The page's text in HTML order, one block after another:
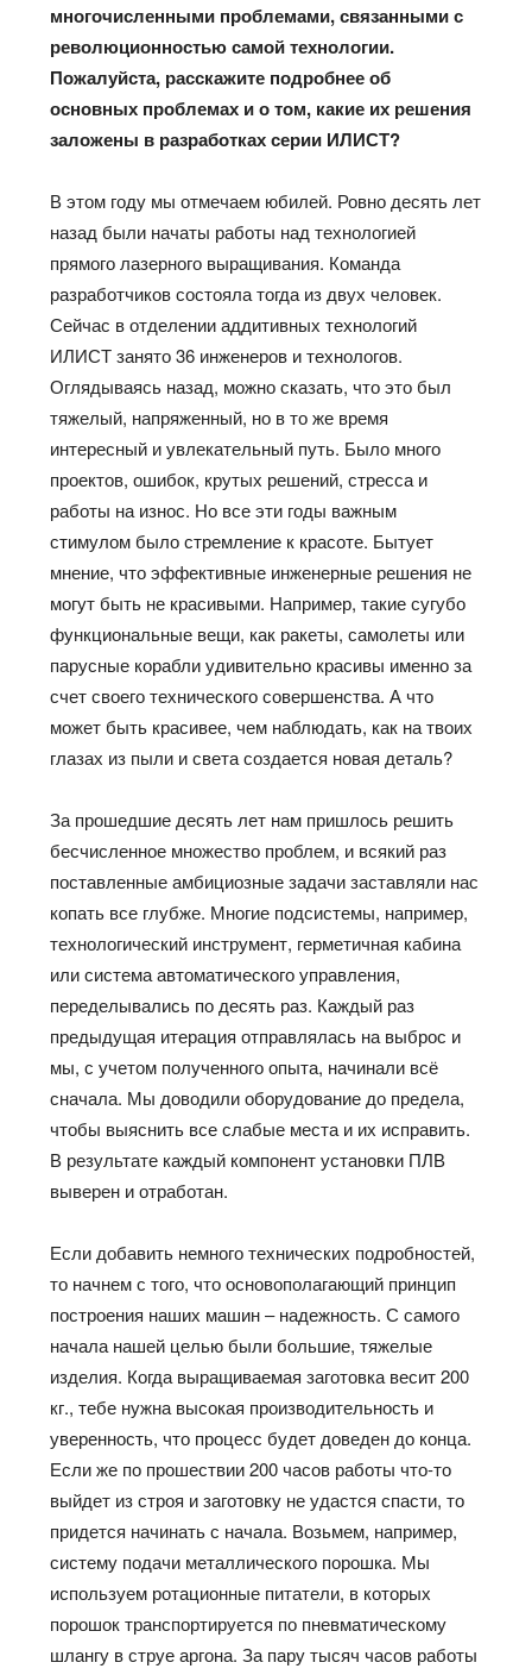
многочисленными проблемами, связанными с
революционностью самой технологии.
Пожалуйста, расскажите подробнее об
основных проблемах и о том, какие их решения
заложены в разработках серии ИЛИСТ?
В этом году мы отмечаем юбилей. Ровно десять лет
назад были начаты работы над технологией
прямого лазерного выращивания. Команда
разработчиков состояла тогда из двух человек.
Сейчас в отделении аддитивных технологий
ИЛИСТ занято 36 инженеров и технологов.
Оглядываясь назад, можно сказать, что это был
тяжелый, напряженный, но в то же время
интересный и увлекательный путь. Было много
проектов, ошибок, крутых решений, стресса и
работы на износ. Но все эти годы важным
стимулом было стремление к красоте. Бытует
мнение, что эффективные инженерные решения не
могут быть не красивыми. Например, такие сугубо
функциональные вещи, как ракеты, самолеты или
парусные корабли удивительно красивы именно за
счет своего технического совершенства. А что
может быть красивее, чем наблюдать, как на твоих
глазах из пыли и света создается новая деталь?
За прошедшие десять лет нам пришлось решить
бесчисленное множество проблем, и всякий раз
поставленные амбициозные задачи заставляли нас
копать все глубже. Многие подсистемы, например,
технологический инструмент, герметичная кабина
или система автоматического управления,
переделывались по десять раз. Каждый раз
предыдущая итерация отправлялась на выброс и
мы, с учетом полученного опыта, начинали всё
сначала. Мы доводили оборудование до предела,
чтобы выяснить все слабые места и их исправить.
В результате каждый компонент установки ПЛВ
выверен и отработан.
Если добавить немного технических подробностей,
то начнем с того, что основополагающий принцип
построения наших машин – надежность. С самого
начала нашей целью были большие, тяжелые
изделия. Когда выращиваемая заготовка весит 200
кг., тебе нужна высокая производительность и
уверенность, что процесс будет доведен до конца.
Если же по прошествии 200 часов работы что-то
выйдет из строя и заготовку не удастся спасти, то
придется начинать с начала. Возьмем, например,
систему подачи металлического порошка. Мы
используем ротационные питатели, в которых
порошок транспортируется по пневматическому
шлангу в струе аргона. За пару тысяч часов работы